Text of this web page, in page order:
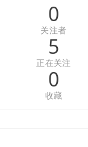
0
关注者
5
正在关注
0
收藏